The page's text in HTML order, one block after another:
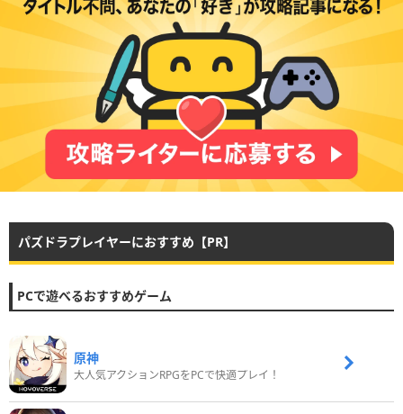
パズドラプレイヤーにおすすめ【PR】
PCで遊べるおすすめゲーム
原神
大人気アクションRPGをPCで快適プレイ！